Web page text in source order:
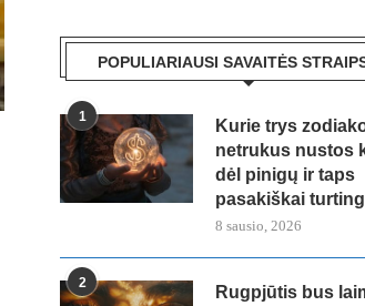
POPULIARIAUSI SAVAITĖS
1
Kurie trys
netrukus nustos
dėl pinigų ir taps
pasakiškai
8 sausio, 2026
2
Rugpjūtis bus